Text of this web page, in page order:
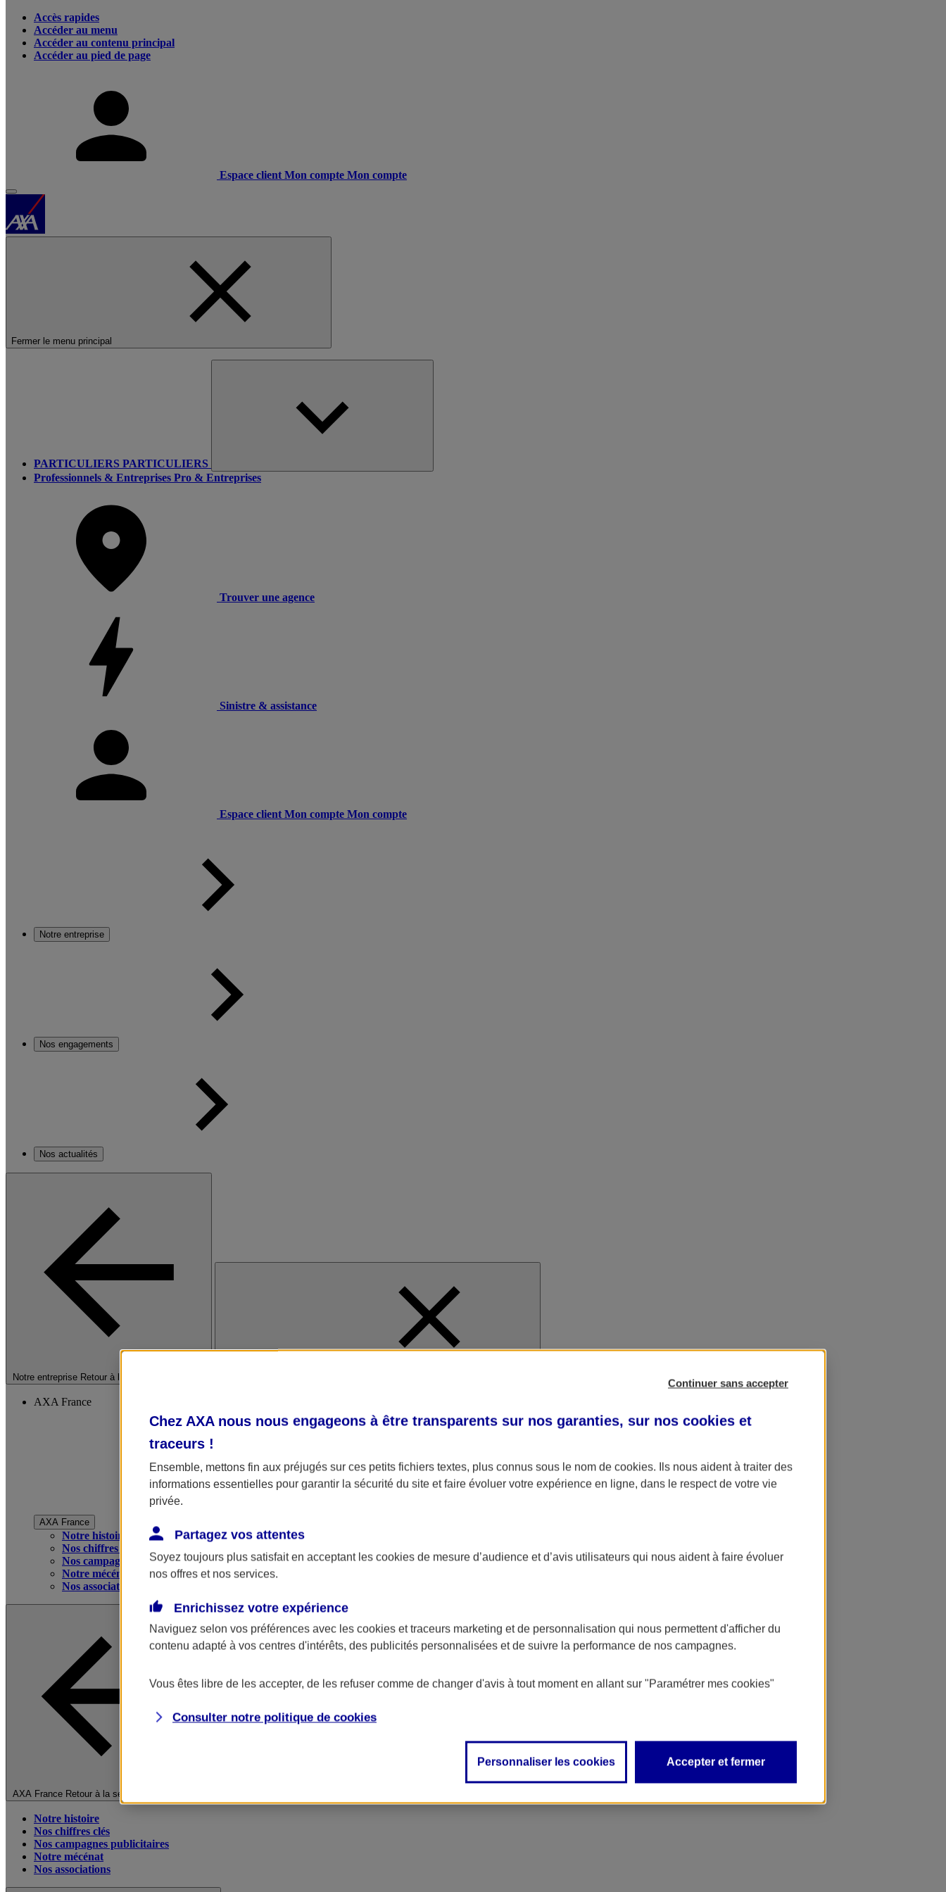
Accès rapides
Accéder au menu
Accéder au contenu principal
Accéder au pied de page
Espace client Mon compte Mon compte
Fermer le menu principal
PARTICULIERS PARTICULIERS
Professionnels & Entreprises Pro & Entreprises
Trouver une agence
Sinistre & assistance
Espace client Mon compte Mon compte
Notre entreprise
Nos engagements
Nos actualités
Notre entreprise Retour à la section précédente
AXA France
AXA France
Notre histoire
Nos chiffres clés
Nos campagnes publicitaires
Notre mécénat
Nos associations
AXA France Retour à la section précédente
Notre histoire
Nos chiffres clés
Nos campagnes publicitaires
Notre mécénat
Nos associations
Continuer sans accepter
Chez AXA nous nous engageons à être transparents sur nos garanties, sur nos cookies et
traceurs !
Ensemble, mettons fin aux préjugés sur ces petits fichiers textes, plus connus sous le nom de cookies. Ils nous aident à traiter des
informations essentielles pour garantir la sécurité du site et faire évoluer votre expérience en ligne, dans le respect de votre vie
privée.
Partagez vos attentes
Soyez toujours plus satisfait en acceptant les cookies de mesure d’audience et d’avis utilisateurs qui nous aident à faire évoluer
nos offres et nos services.
Enrichissez votre expérience
Naviguez selon vos préférences avec les cookies et traceurs marketing et de personnalisation qui nous permettent d'afficher du
contenu adapté à vos centres d'intérêts, des publicités personnalisées et de suivre la performance de nos campagnes.
Vous êtes libre de les accepter, de les refuser comme de changer d'avis à tout moment en allant sur "Paramétrer mes cookies"
Consulter notre politique de cookies
Personnaliser les cookies Accepter et fermer